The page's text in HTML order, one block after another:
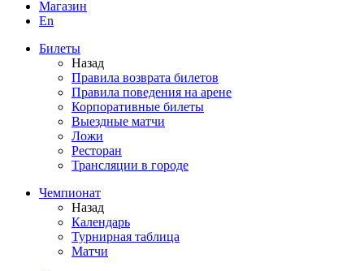
Магазин
En
Билеты
Назад
Правила возврата билетов
Правила поведения на арене
Корпоративные билеты
Выездные матчи
Ложи
Ресторан
Трансляции в городе
Чемпионат
Назад
Календарь
Турнирная таблица
Матчи